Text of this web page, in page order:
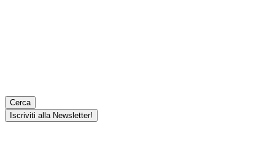
Cerca
Iscriviti alla Newsletter!